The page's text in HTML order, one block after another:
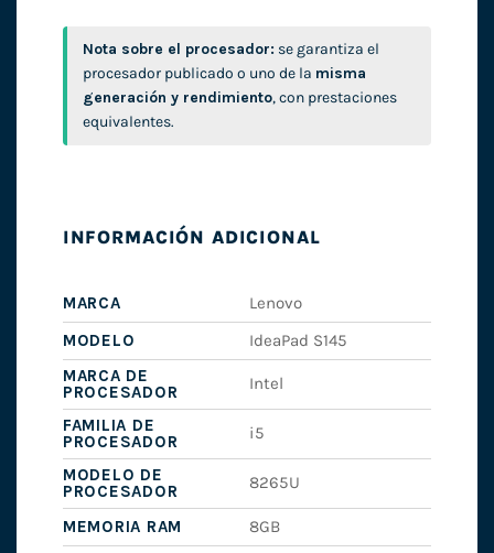
Nota sobre el procesador: se garantiza el
procesador publicado o uno de la misma
generación y rendimiento, con prestaciones
equivalentes.
INFORMACIÓN ADICIONAL
MARCA
Lenovo
MODELO
IdeaPad S145
MARCA DE
PROCESADOR
Intel
FAMILIA DE
PROCESADOR
i5
MODELO DE
PROCESADOR
8265U
MEMORIA RAM
8GB